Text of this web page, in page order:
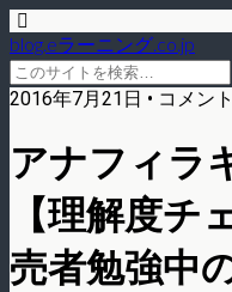
blog.eラーニング.co.jp
2016年7月21日 • コメン
アナフィラ
【理解度チ
売者勉強中